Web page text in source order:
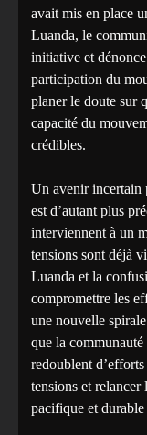
avait mis en place
Luanda, le
initiative et
participation du
planer le doute sur
capacité du
crédibles.
Un avenir incertain
est d’autant plus
interviennent à un
tensions sont déjà
Luanda et la
compromettre les
une nouvelle
que la
redoublent
tensions et relancer
pacifique et